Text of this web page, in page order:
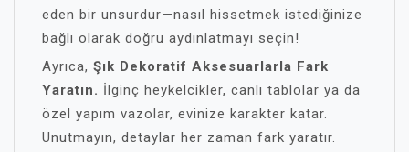
eden bir unsurdur—nasıl hissetmek istediğinize
bağlı olarak doğru aydınlatmayı seçin!
Ayrıca, Şık Dekoratif Aksesuarlarla Fark
Yaratın. İlginç heykelcikler, canlı tablolar ya da
özel yapım vazolar, evinize karakter katar.
Unutmayın, detaylar her zaman fark yaratır.